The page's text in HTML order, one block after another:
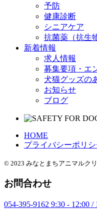
予防
健康診断
シニアケア
抗菌薬（抗生
新着情報
求人情報
募集要項・エ
犬猫グッズの
お知らせ
ブログ
HOME
プライバシーポリシ
© 2023 みなとまちアニマルク
お問合わせ
054-395-9162 9:30 - 12:00 /